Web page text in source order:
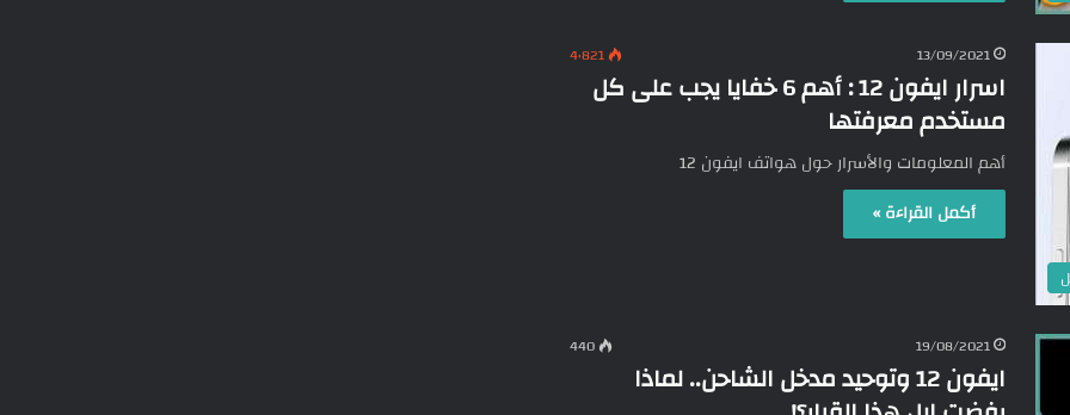
13/09/2021 4٬821
اسرار ايفون 12 : أهم 6 خفايا يجب على كل
مستخدم معرفتها
أهم المعلومات والأسرار حول هواتف ايفون 12
أكمل القراءة »
19/08/2021
440
ايفون 12 وتوحيد مدخل الشاحن.. لماذا